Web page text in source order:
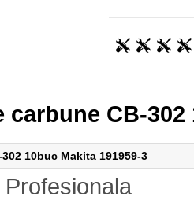
carbune CB-302
10buc Makita 191959-3
Profesionala